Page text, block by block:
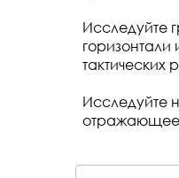
Исследуйте
Исследуйте
отражающее